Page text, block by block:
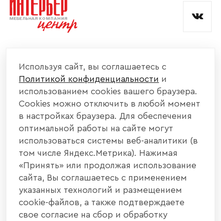
КАТАЛОГ МЕБЕЛИ
ИНФОРМАЦИЯ
НАШИ КОНТАКТЫ
+7 800 700 20 58
440004, г. Пенза, ул. Рябова, д. 31
Используя сайт, вы соглашаетесь с
Политикой конфиденциальности и
использованием cookies вашего браузера.
Cookies можно отключить в любой момент
в настройках браузера. Для обеспечения
оптимальной работы на сайте могут
использоваться системы веб-аналитики (в
том числе Яндекс.Метрика). Нажимая
«Принять» или продолжая использование
сайта, Вы соглашаетесь с применением
указанных технологий и размещением
cookie-файлов, а также подтверждаете
свое согласие на сбор и обработку